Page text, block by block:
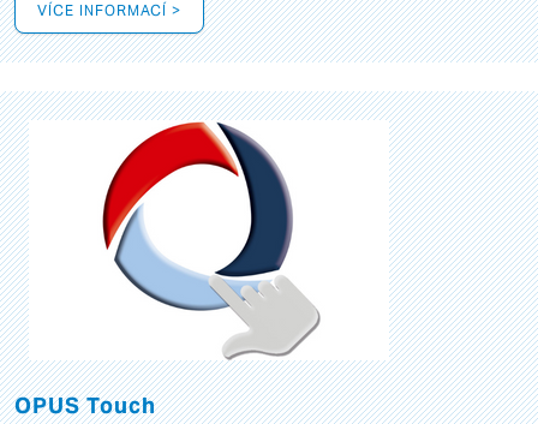
VÍCE INFORMACÍ >
OPUS Touch